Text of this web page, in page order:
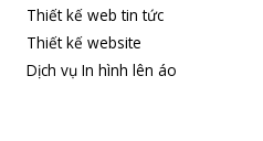
Thiết kế web tin tức
Thiết kế website
Dịch vụ In hình lên áo